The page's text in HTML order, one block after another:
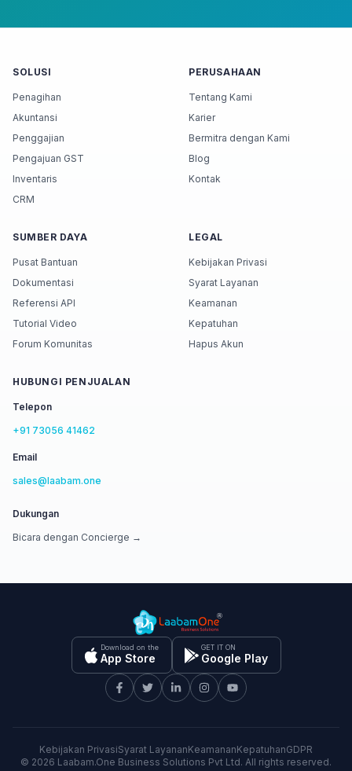
SOLUSI
Penagihan
Akuntansi
Penggajian
Pengajuan GST
Inventaris
CRM
PERUSAHAAN
Tentang Kami
Karier
Bermitra dengan Kami
Blog
Kontak
SUMBER DAYA
Pusat Bantuan
Dokumentasi
Referensi API
Tutorial Video
Forum Komunitas
LEGAL
Kebijakan Privasi
Syarat Layanan
Keamanan
Kepatuhan
Hapus Akun
HUBUNGI PENJUALAN
Telepon
+91 73056 41462
Email
sales@laabam.one
Dukungan
Bicara dengan Concierge →
Download on the
App Store
GET IT ON
Google Play
© 2026 Laabam.One Business Solutions Pvt Ltd. All rights reserved.
Kebijakan PrivasiSyarat LayananKeamananKepatuhanGDPR